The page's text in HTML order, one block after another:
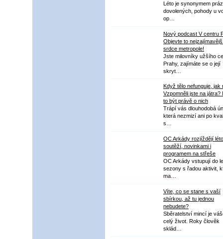
Léto je synonymem
dovolených, pohody u
op…
Nový podcast V centru
Objevte to
srdce metropole!
Jste milovníky užšího
Prahy, zajímáte se o její
skryt…
Když tělo nefunguje, jak
Vzpomněli jste na játra?
to být právě o nich
Trápí vás dlouhodobá
která nezmizí ani po
s…
OC Arkády rozjíždějí léto
soutěží, novinkami i
programem na střeše
OC Arkády vstupují do
sezony s řadou aktivit,
ma…
Víte, co se stane s vaší
sbírkou, až tu jednou
nebudete?
Sběratelství mincí je
celý život. Roky člověk
sklád…